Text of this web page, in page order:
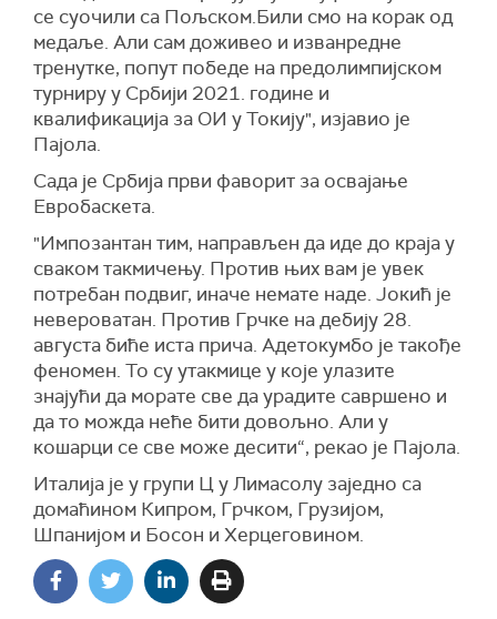
се суочили са Пољском.Били смо на корак од
медаље. Али сам доживео и изванредне
тренутке, попут победе на предолимпијском
турниру у Србији 2021. године и
квалификација за ОИ у Токију", изјавио је
Пајола.
Сада је Србија први фаворит за освајање
Евробаскета.
"Импозантан тим, направљен да иде до краја у
сваком такмичењу. Против њих вам је увек
потребан подвиг, иначе немате наде. Јокић је
невероватан. Против Грчке на дебију 28.
августа биће иста прича. Адетокумбо је такође
феномен. То су утакмице у које улазите
знајући да морате све да урадите савршено и
да то можда неће бити довољно. Али у
кошарци се све може десити“, рекао је Пајола.
Италија је у групи Ц у Лимасолу заједно са
домаћином Кипром, Грчком, Грузијом,
Шпанијом и Босон и Херцеговином.